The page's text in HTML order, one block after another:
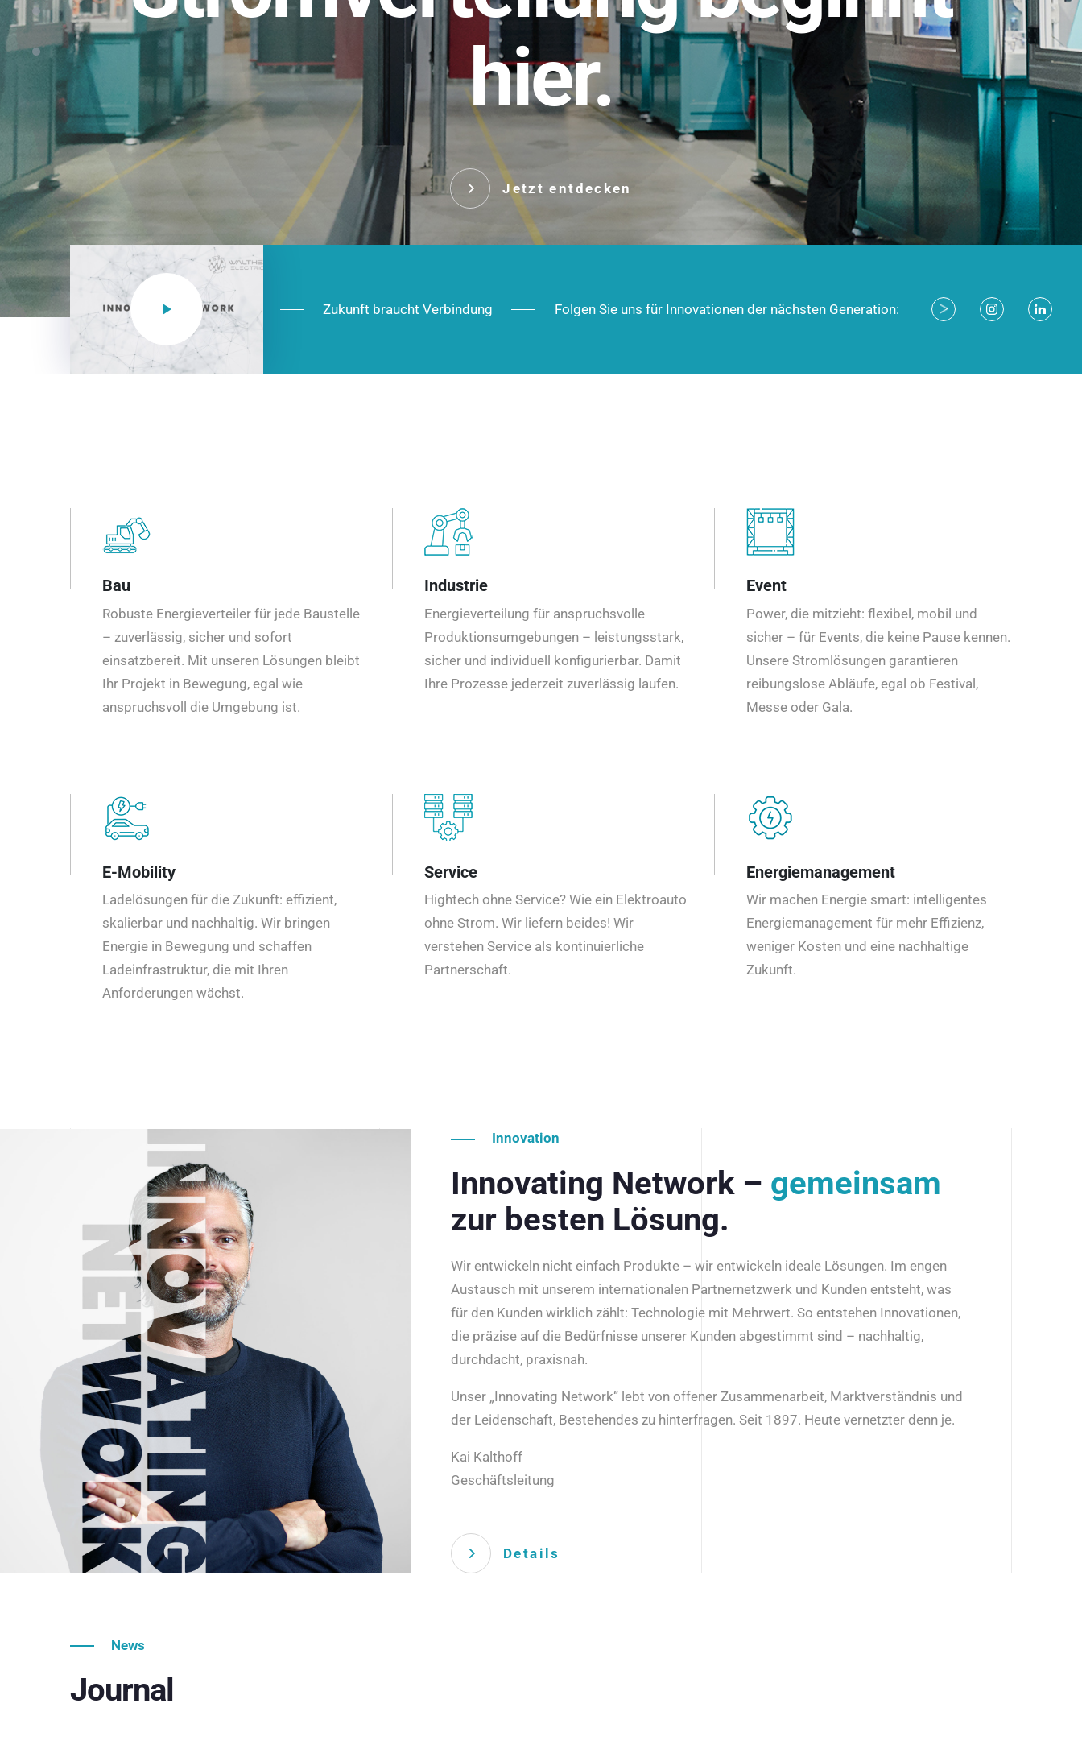
hier.
Jetzt entdecken
NEO CEE: Energieverteilung mit System. Robust im Alltag,
effizient in der Installation, zukunftsfähig im Ausbau.
Das innovative Stecksystem für industrielle Anwendungen –
robust, IP-geschützt und zukunftsfähig.
Jetzt entdecken
Zukunft braucht Verbindung Folgen Sie uns für Innovationen der nächsten Generation:
Bau
Robuste Energieverteiler für jede Baustelle
– zuverlässig, sicher und sofort
einsatzbereit. Mit unseren Lösungen bleibt
Ihr Projekt in Bewegung, egal wie
anspruchsvoll die Umgebung ist.
Industrie
Energieverteilung für anspruchsvolle
Produktionsumgebungen – leistungsstark,
sicher und individuell konfigurierbar. Damit
Ihre Prozesse jederzeit zuverlässig laufen.
Event
Power, die mitzieht: flexibel, mobil und
sicher – für Events, die keine Pause kennen.
Unsere Stromlösungen garantieren
reibungslose Abläufe, egal ob Festival,
Messe oder Gala.
E-Mobility
Ladelösungen für die Zukunft: effizient,
skalierbar und nachhaltig. Wir bringen
Energie in Bewegung und schaffen
Ladeinfrastruktur, die mit Ihren
Anforderungen wächst.
Service
Hightech ohne Service? Wie ein Elektroauto
ohne Strom. Wir liefern beides! Wir
verstehen Service als kontinuierliche
Partnerschaft.
Energiemanagement
Wir machen Energie smart: intelligentes
Energiemanagement für mehr Effizienz,
weniger Kosten und eine nachhaltige
Zukunft.
Innovation
Innovating Network – gemeinsam
zur besten Lösung.
Wir entwickeln nicht einfach Produkte – wir entwickeln ideale Lösungen. Im engen
Austausch mit unserem internationalen Partnernetzwerk und Kunden entsteht, was
für den Kunden wirklich zählt: Technologie mit Mehrwert. So entstehen Innovationen,
die präzise auf die Bedürfnisse unserer Kunden abgestimmt sind – nachhaltig,
durchdacht, praxisnah.
Unser „Innovating Network“ lebt von offener Zusammenarbeit, Marktverständnis und
der Leidenschaft, Bestehendes zu hinterfragen. Seit 1897. Heute vernetzter denn je.
Kai Kalthoff
Geschäftsleitung
Details
News
Journal